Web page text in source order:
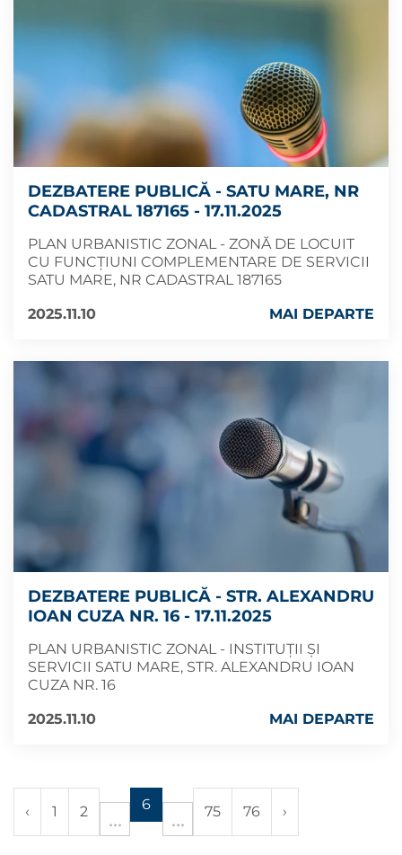
DEZBATERE PUBLICĂ - SATU MARE, NR
CADASTRAL 187165 - 17.11.2025
PLAN URBANISTIC ZONAL - ZONĂ DE LOCUIT
CU FUNCȚIUNI COMPLEMENTARE DE SERVICII
SATU MARE, NR CADASTRAL 187165
2025.11.10
MAI DEPARTE
DEZBATERE PUBLICĂ - STR. ALEXANDRU
IOAN CUZA NR. 16 - 17.11.2025
PLAN URBANISTIC ZONAL - INSTITUȚII ȘI
SERVICII SATU MARE, STR. ALEXANDRU IOAN
CUZA NR. 16
2025.11.10
MAI DEPARTE
‹ 1 2 6 75 76 ›